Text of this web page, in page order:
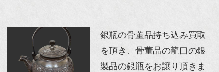
銀瓶の骨董品持ち込み買取
を頂き、骨董品の龍口の銀
製品の銀瓶をお譲り頂きま